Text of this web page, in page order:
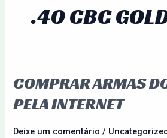
.40 CBC
COMPRAR ARMAS
PELA INTERNET
Deixe um comentário / Uncategorized
Comprar
do
Paraguai